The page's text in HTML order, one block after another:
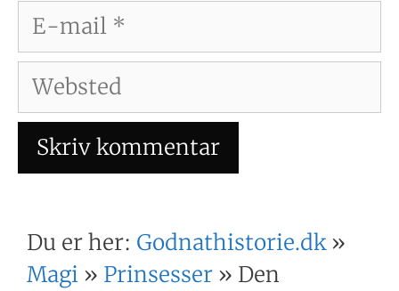
E-
mail
Websted
Du er her: Godnathistorie.dk»
Magi » Prinsesser » Den